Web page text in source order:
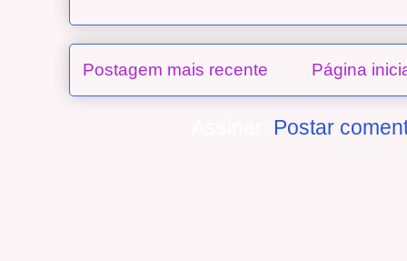
Postagem mais recente Página
Postar